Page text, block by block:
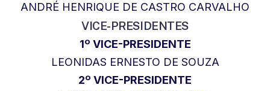
ANDRÉ HENRIQUE DE CASTRO CARVALHO
VICE-PRESIDENTES
1º VICE-PRESIDENTE
LEONIDAS ERNESTO DE SOUZA
2º VICE-PRESIDENTE